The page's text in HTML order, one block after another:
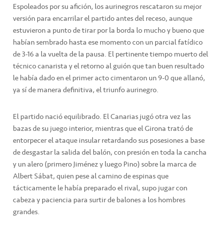
Espoleados por su afición, los aurinegros rescataron su mejor
versión para encarrilar el partido antes del receso, aunque
estuvieron a punto de tirar por la borda lo mucho y bueno que
habían sembrado hasta ese momento con un parcial fatídico
de 3-16 a la vuelta de la pausa. El pertinente tiempo muerto del
técnico canarista y el retorno al guión que tan buen resultado
le había dado en el primer acto cimentaron un 9-0 que allanó,
ya sí de manera definitiva, el triunfo aurinegro.
El partido nació equilibrado. El Canarias jugó otra vez las
bazas de su juego interior, mientras que el Girona trató de
entorpecer el ataque insular retardando sus posesiones a base
de desgastar la salida del balón, con presión en toda la cancha
y un alero (primero Jiménez y luego Pino) sobre la marca de
Albert Sábat, quien pese al camino de espinas que
tácticamente le había preparado el rival, supo jugar con
cabeza y paciencia para surtir de balones a los hombres
grandes.